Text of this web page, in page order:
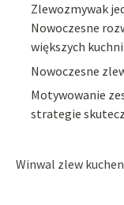
Zlewozmywak
Nowoczesne
większych kuchni
Nowoczesne
Motywowanie
strategie
Winwal zlew